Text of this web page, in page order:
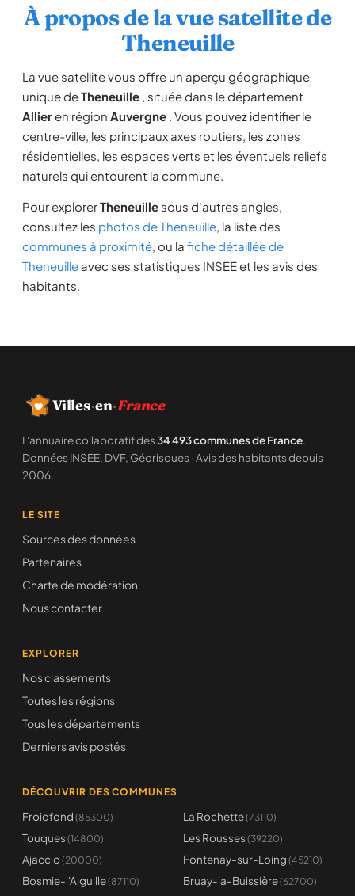
À propos de la vue satellite de
Theneuille
La vue satellite vous offre un aperçu géographique
unique deTheneuille , située dans le département
Allieren région Auvergne . Vous pouvez identifier le
centre-ville, les principaux axes routiers, les zones
résidentielles, les espaces verts et les éventuels reliefs
naturels qui entourent la commune.
Pour explorerTheneuille sous d'autres angles,
consultez les photos de Theneuille, la liste des
communes à proximité, ou la fiche détaillée de
Theneuille avec ses statistiques INSEE et les avis des
habitants.
Villes·en·France
L'annuaire collaboratif des34 493 communes de France.
Données INSEE, DVF, Géorisques · Avis des habitants depuis
2006.
LE SITE
Sources des données
Partenaires
Charte de modération
Nous contacter
EXPLORER
Nos classements
Toutes les régions
Tous les départements
Derniers avis postés
DÉCOUVRIR DES COMMUNES
Froidfond (85300) La Rochette(73110)
Touques (14800) Les Rousses (39220)
Ajaccio (20000) Fontenay-sur-Loing (45210)
Bosmie-l'Aiguille(87110) Bruay-la-Buissière(62700)